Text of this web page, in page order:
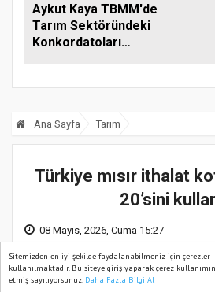
Sitemizden en iyi şekilde faydalanabilmeniz için çerezler
kullanılmaktadır. Bu siteye giriş yaparak çerez
etmiş sayılıyorsunuz. Daha Fazla Bilgi Al
Aykut Kaya TBMM'de
Tarım Sektöründeki
Konkordatoları
Ana Sayfa Tarım
Türkiye mısır ithalat
20’sini
08 Mayıs, 2026, Cuma 15:27
Ana Sayfa Web TV